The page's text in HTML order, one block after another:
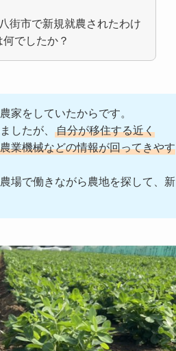
街市で新規就農されたわけ
でしたか？
家をしていたからです。
したが、
自分が移住する近く
業機械などの情報が回ってきやす
場で働きながら農地を探して、新